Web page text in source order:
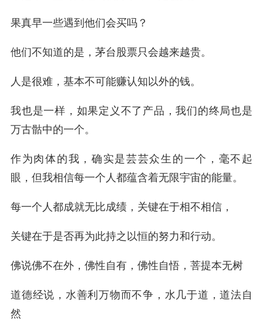
果真早一些遇到他们会买吗？
他们不知道的是，茅台股票只会越来越贵。
人是很难，基本不可能赚认知以外的钱。
我也是一样，如果定义不了产品，我们的终局也是
万古骷中的一个。
作为肉体的我，确实是芸芸众生的一个，毫不起
眼，但我相信每一个人都蕴含着无限宇宙的能量。
每一个人都成就无比成绩，关键在于相不相信，
关键在于是否再为此持之以恒的努力和行动。
佛说佛不在外，佛性自有，佛性自悟，菩提本无树
道德经说，水善利万物而不争，水几于道，道法自
然